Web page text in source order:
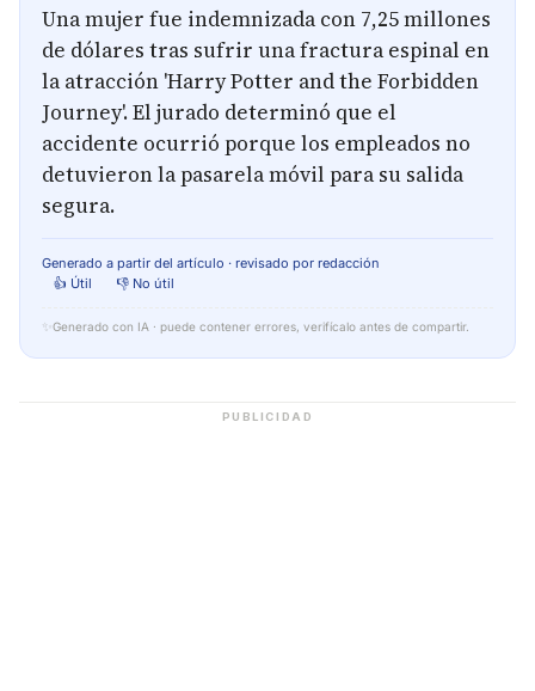
Una mujer fue indemnizada con 7,25 millones
de dólares tras sufrir una fractura espinal en
la atracción 'Harry Potter and the Forbidden
Journey'. El jurado determinó que el
accidente ocurrió porque los empleados no
detuvieron la pasarela móvil para su salida
segura.
Generado a partir del artículo · revisado por redacción
👍 Útil
👎 No útil
✨ Generado con IA · puede contener errores, verifícalo antes de compartir.
PUBLICIDAD